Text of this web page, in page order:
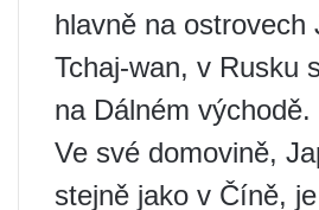
hlavně na ostrovech
Tchaj-wan, v Rusku
na Dálném východě.
Ve své domovině,
stejně jako v Číně,